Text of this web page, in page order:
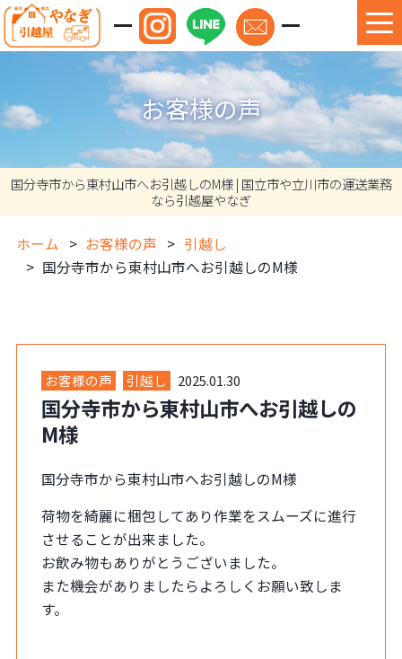
お客様の声
国分寺市から東村山市へお引越しのM様 | 国立市や立川市の運送業務
なら引越屋やなぎ
ホーム お客様の声
引越し
国分寺市から東村山市へお引越しのM様
お客様の声 引越し 2025.01.30
国分寺市から東村山市へお引越しの
M様
国分寺市から東村山市へお引越しのM様
荷物を綺麗に梱包してあり作業をスムーズに進行
させることが出来ました。
お飲み物もありがとうございました。
また機会がありましたらよろしくお願い致しま
す。